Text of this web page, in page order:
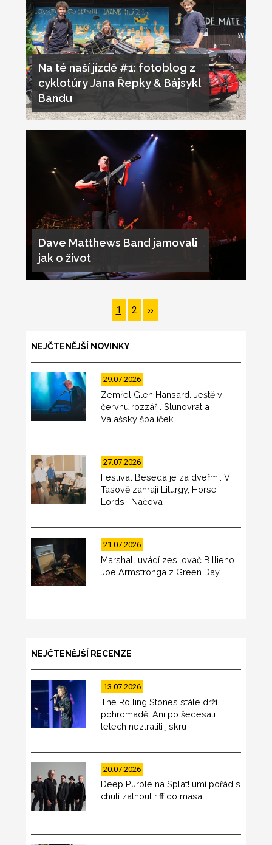
Na té naší jízdě #1: fotoblog z
cyklotúry Jana Řepky & Bájsykl
Bandu
Dave Matthews Band jamovali
jak o život
Pagination
Page
1 Page
2
Následující
stránka
››
NEJČTENĚJŠÍ NOVINKY
29.07.2026
Zemřel Glen Hansard. Ještě v
červnu rozzářil Slunovrat a
Valašský špalíček
27.07.2026
Festival Beseda je za dveřmi. V
Tasově zahrají Liturgy, Horse
Lords i Načeva
21.07.2026
Marshall uvádí zesilovač Billieho
Joe Armstronga z Green Day
NEJČTENĚJŠÍ RECENZE
13.07.2026
The Rolling Stones stále drží
pohromadě. Ani po šedesáti
letech neztratili jiskru
20.07.2026
Deep Purple na Splat! umí pořád s
chutí zatnout riff do masa